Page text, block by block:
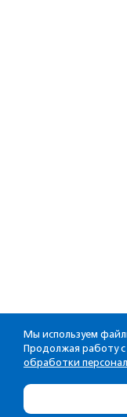
Мы используем
Продолжая работу с
обработки